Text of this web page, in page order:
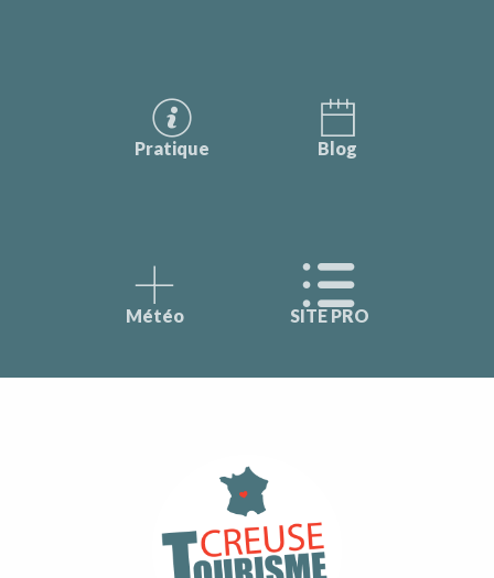
Pratique Blog
Météo SITE PRO